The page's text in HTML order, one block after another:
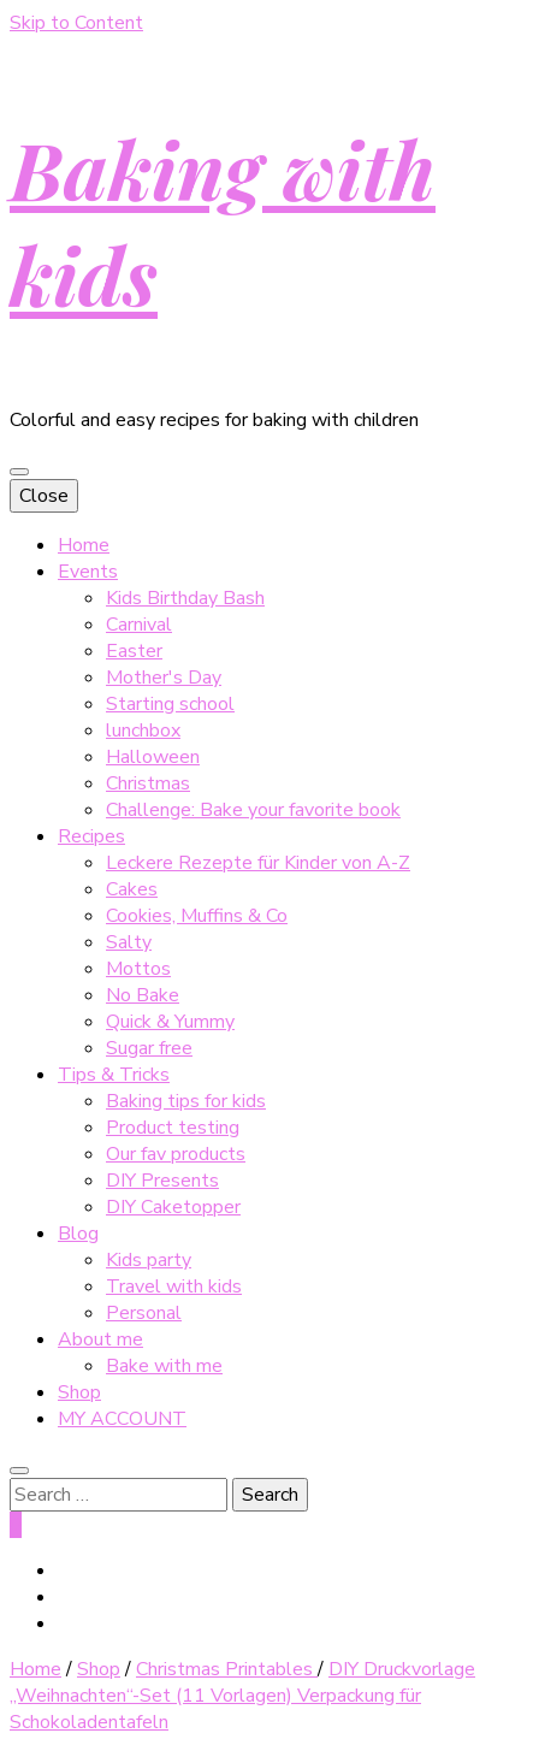
Skip to Content
Baking with
kids
Colorful and easy recipes for baking with children
Close
Home
Events
Kids Birthday Bash
Carnival
Easter
Mother's Day
Starting school
lunchbox
Halloween
Christmas
Challenge: Bake your favorite book
Recipes
Leckere Rezepte für Kinder von A-Z
Cakes
Cookies, Muffins & Co
Salty
Mottos
No Bake
Quick & Yummy
Sugar free
Tips & Tricks
Baking tips for kids
Product testing
Our fav products
DIY Presents
DIY Caketopper
Blog
Kids party
Travel with kids
Personal
About me
Bake with me
Shop
MY ACCOUNT
Search
for:
Home /Shop /Christmas Printables/ DIY Druckvorlage
„Weihnachten“-Set (11 Vorlagen) Verpackung für
Schokoladentafeln